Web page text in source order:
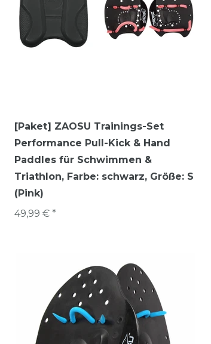
[Paket] ZAOSU Trainings-Set
Performance Pull-Kick & Hand
Paddles für Schwimmen &
Triathlon, Farbe: schwarz, Größe: S
(Pink)
49,99 € *